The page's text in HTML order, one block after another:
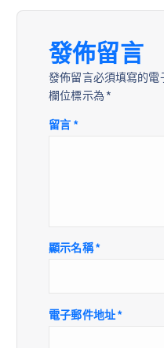
發佈留言
發佈留言必須填寫的電
欄位標示為 *
留言 *
顯示名稱*
電子郵件地址*